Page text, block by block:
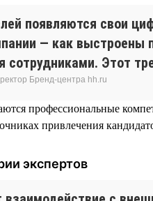
появляются свои
— как выстроены
сотрудниками. Этот
Бренд-центра hh.ru
профессиональные
привлечения
экспертов